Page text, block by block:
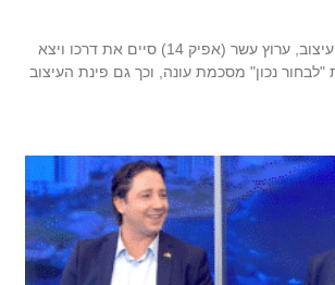
מסכמים את פינת העיצוב, ערוץ עשר (אפיק 14) סיים את דרכו ויצא
נכון" מסכמת עונה, וכך גם פינת העיצוב